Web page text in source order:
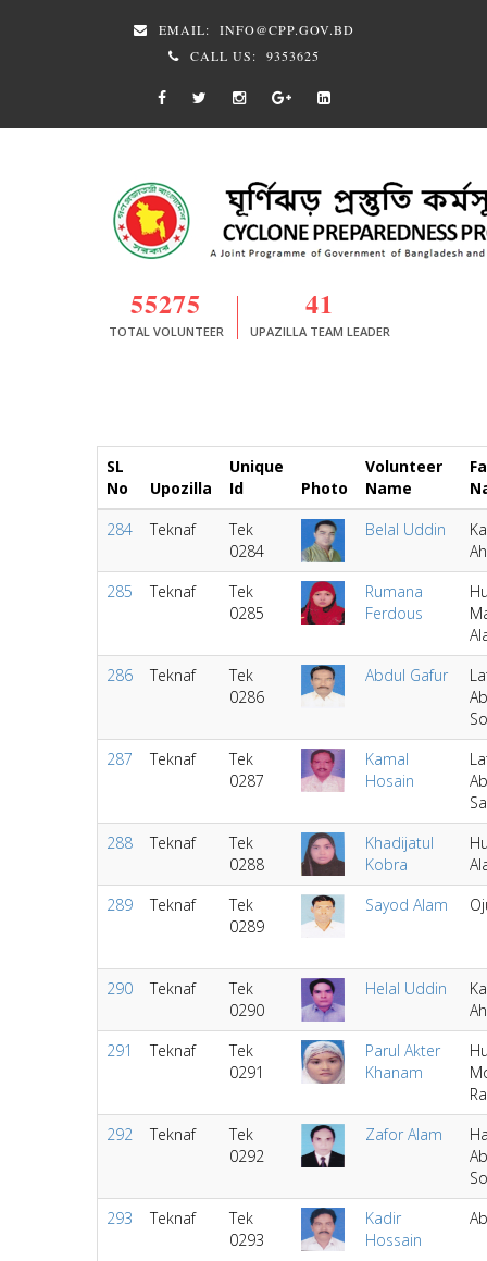
EMAIL:
INFO@CPP.GOV.BD
CALL US:
9353625
55275
TOTAL VOLUNTEER
41
UPAZILLA TEAM LEADER
SL
No
Upozilla
Unique
Id
Photo
Volunteer
Name
284
Teknaf
Tek
0284
Belal Uddin
285
Teknaf
Tek
0285
Rumana
Ferdous
286
Teknaf
Tek
0286
Abdul Gafur
287
Teknaf
Tek
0287
Kamal
Hosain
288
Teknaf
Tek
0288
Khadijatul
Kobra
289
Teknaf
Tek
0289
Sayod Alam
290 Teknaf
Tek
0290
Helal Uddin
291
Teknaf
Tek
0291
Parul Akter
Khanam
292
Teknaf
Tek
0292
Zafor Alam
293
Teknaf
Tek
0293
Kadir
Hossain